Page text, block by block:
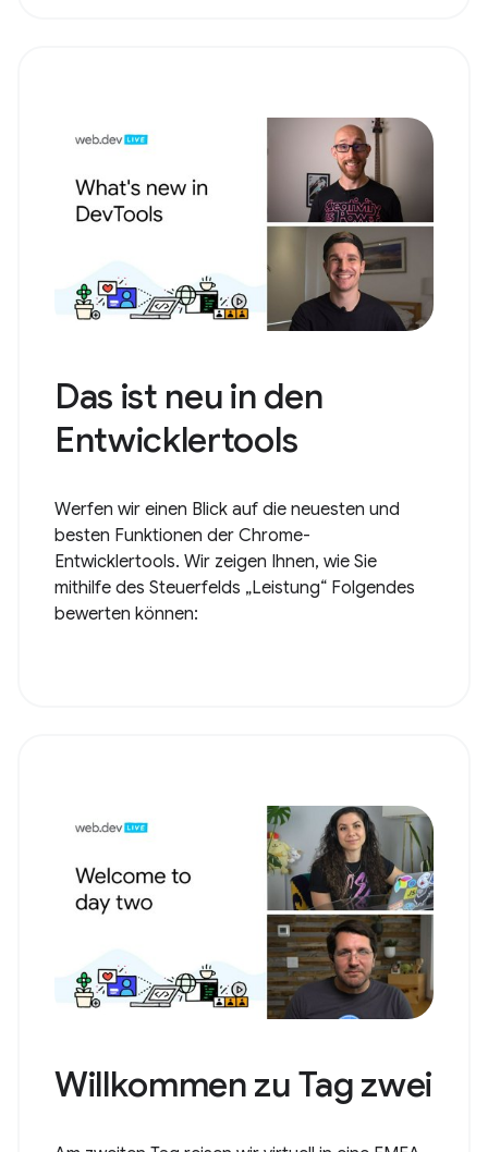
Das ist neu in den
Entwicklertools
Werfen wir einen Blick auf die neuesten und
besten Funktionen der Chrome-
Entwicklertools. Wir zeigen Ihnen, wie Sie
mithilfe des Steuerfelds „Leistung“ Folgendes
bewerten können:
Willkommen zu Tag zwei